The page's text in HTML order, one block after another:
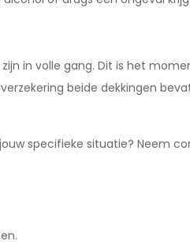
in volle gang. Dit is het
beide dekkingen
specifieke situatie? Neem